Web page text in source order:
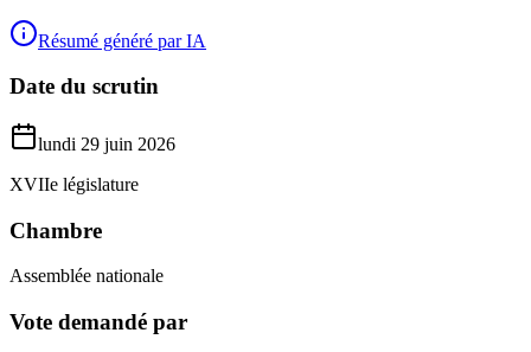
Résumé généré par IA
Date du scrutin
lundi 29 juin 2026
XVIIe législature
Chambre
Assemblée nationale
Vote demandé par